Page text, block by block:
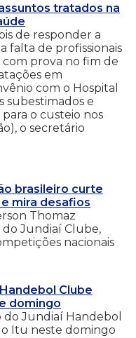
tratados na
de responder a
falta de profissionais
com prova no fim de
em
com o Hospital
subestimados e
o custeio nos
o secretário
brasileiro curte
mira desafios
Thomaz
Jundiaí Clube,
nacionais
Clube
domingo
Jundiaí Handebol
Itu neste domingo